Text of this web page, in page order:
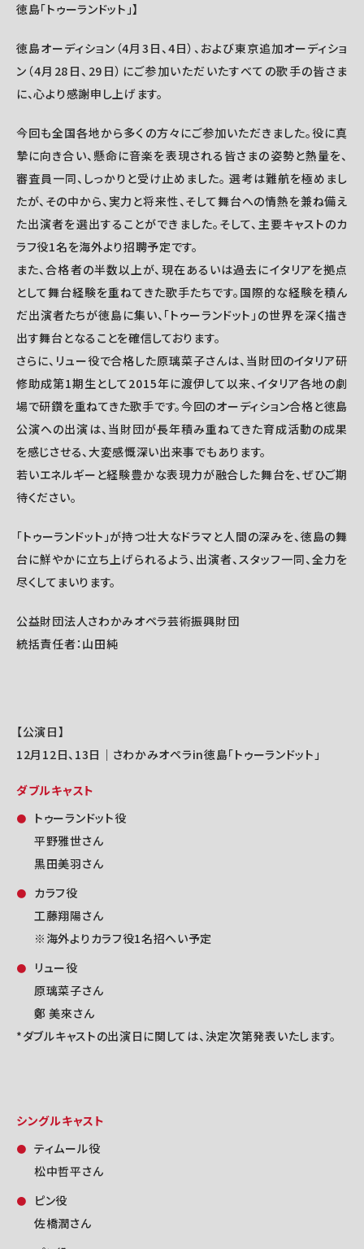
徳島「トゥーランドット」】
徳島オーディション（4月3日、4日）、および東京追加オーディショ
ン（4月28日、29日）にご参加いただいたすべての歌手の皆さま
に、心より感謝申し上げます。
今回も全国各地から多くの方々にご参加いただきました。役に真
摯に向き合い、懸命に音楽を表現される皆さまの姿勢と熱量を、
審査員一同、しっかりと受け止めました。 選考は難航を極めまし
たが、その中から、実力と将来性、そして舞台への情熱を兼ね備え
た出演者を選出することができました。そして、主要キャストのカ
ラフ役1名を海外より招聘予定です。
また、合格者の半数以上が、現在あるいは過去にイタリアを拠点
として舞台経験を重ねてきた歌手たちです。国際的な経験を積ん
だ出演者たちが徳島に集い、「トゥーランドット」の世界を深く描き
出す舞台となることを確信しております。
さらに、リュー役で合格した原璃菜子さんは、当財団のイタリア研
修助成第1期生として2015年に渡伊して以来、イタリア各地の劇
場で研鑽を重ねてきた歌手です。今回のオーディション合格と徳島
公演への出演は、当財団が長年積み重ねてきた育成活動の成果
を感じさせる、大変感慨深い出来事でもあります。
若いエネルギーと経験豊かな表現力が融合した舞台を、ぜひご期
待ください。
「トゥーランドット」が持つ壮大なドラマと人間の深みを、徳島の舞
台に鮮やかに立ち上げられるよう、出演者、スタッフ一同、全力を
尽くしてまいります。
公益財団法人さわかみオペラ芸術振興財団
統括責任者：山田純
【公演日】
12月12日、13日｜さわかみオペラin徳島「トゥーランドット」
ダブルキャスト
トゥーランドット役
平野雅世さん
黒田美羽さん
カラフ役
工藤翔陽さん
※海外よりカラフ役1名招へい予定
リュー役
原璃菜子さん
鄭 美來さん
*ダブルキャストの出演日に関しては、決定次第発表いたします。
シングルキャスト
ティムール役
松中哲平さん
ピン役
佐橋潤さん